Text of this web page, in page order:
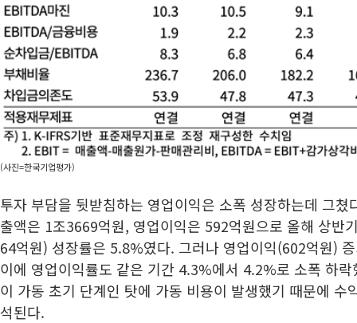
(사진=한국기업평가)
투자 부담을 뒷받침하는 영업이익은 소폭 성장하는데 그
출액은 1조3669억원, 영업이익은 592억원으로 올해 상반
64억원) 성장률은 5.8%였다. 그러나 영업이익(602억원)
이에 영업이익률도 같은 기간 4.3%에서 4.2%로 소폭 하
이 가동 초기 단계인 탓에 가동 비용이 발생했기 때문에 수
석된다.